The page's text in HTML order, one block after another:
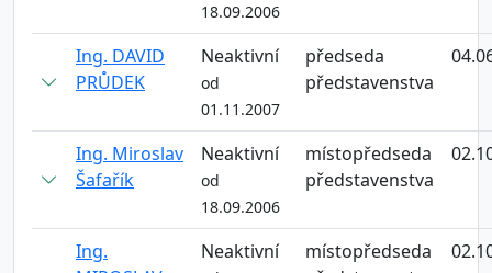
18.09.2006
Ing. DAVID
PRŮDEK
Neaktivní
od
01.11.2007
předseda
představenstva
Ing. Miroslav
Šafařík
Neaktivní
od
18.09.2006
místopředseda
představenstva
Ing.
Neaktivní
místopředseda